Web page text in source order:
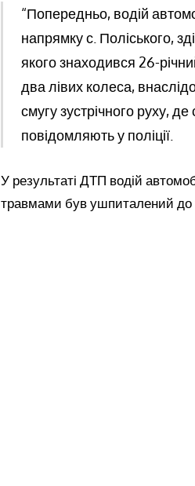
“Попередньо, водій
напрямку с. Поліського,
якого знаходився 26-
два лівих колеса,
смугу зустрічного руху,
повідомляють у поліції.
У результаті ДТП водій
травмами був ушпиталений до